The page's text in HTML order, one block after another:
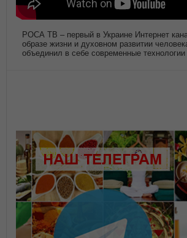
РОСА ТВ – первый в Украине Интернет
образе жизни и духовном развитии
объединил в себе современные